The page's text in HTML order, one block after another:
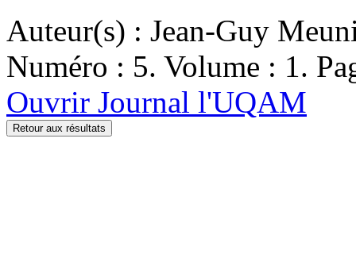
Auteur(s) : Jean-Guy
Numéro : 5. Volume : 1.
Ouvrir Journal l'UQAM
Retour aux résultats